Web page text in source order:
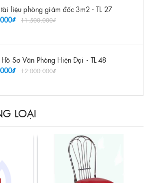
tài liệu phòng giám đốc 3m2 - TL 27
11.500.000₫
Sơ Văn Phòng Hiện Đại - TL 48
12.000.000₫
LOẠI